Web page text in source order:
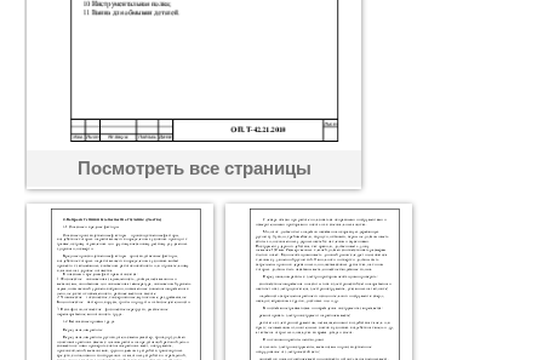
Посмотреть все страницы